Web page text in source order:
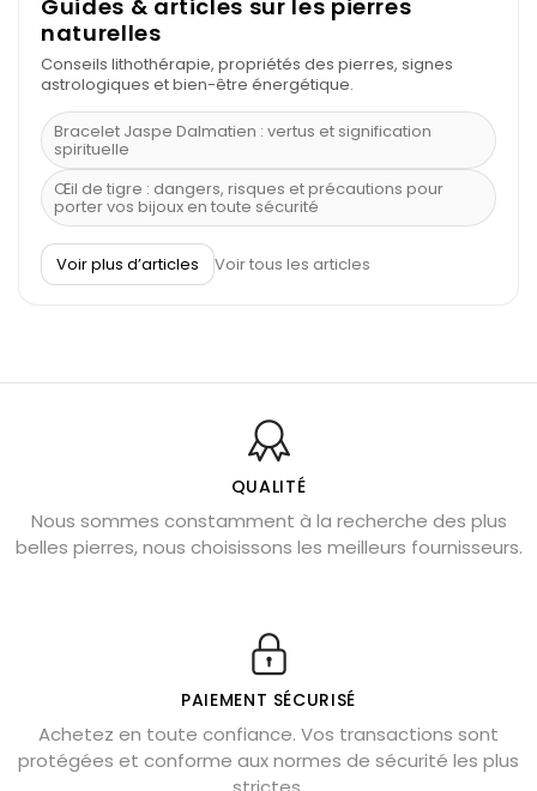
Guides & articles sur les pierres
naturelles
Conseils lithothérapie, propriétés des pierres, signes
astrologiques et bien-être énergétique.
Bracelet Jaspe Dalmatien : vertus et signification
spirituelle
Œil de tigre : dangers, risques et précautions pour
porter vos bijoux en toute sécurité
À quel poignet porter un bracelet de pierre
Découvrez le scorpion et ses pierres
Bienfaits de la sélénite – pierre des anges
L’améthyste est-elle faite pour moi ?
Chrysocolle : pierre apaisante
Obsidienne dorée : vertus et signification
Véritable citrine naturelle non chauffée
Où placer la citrine dans la maison
Cornaline : propriétés magiques
Voir plus d’articles Voir tous les articles
QUALITÉ
Nous sommes constamment à la recherche des plus
belles pierres, nous choisissons les meilleurs fournisseurs.
PAIEMENT SÉCURISÉ
Achetez en toute confiance. Vos transactions sont
protégées et conforme aux normes de sécurité les plus